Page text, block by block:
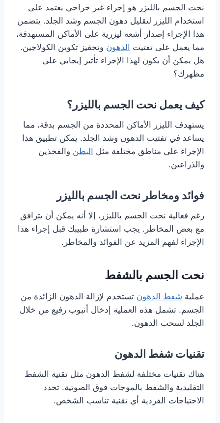
نحت الجسم بالليزر هو إجراء غير جراحي يعتمد على
استخدام الليزر لتقليل دهون الجسم وشد الجلد. يتضمن
هذا الإجراء إصدار أشعة ليزرية على الأماكن المستهدفة،
مما يعمل على تفتيت الدهون وتحفيز تكوين الكولاجين.
هل يمكن أن يكون لهذا الإجراء تأثير إيجابي على
مظهرك؟
كيف يعمل نحت الجسم بالليزر؟
يستهدف الليزر الأماكن المحددة من الجسم بدقة، مما
يساعد في تفتيت الدهون وشد الجلد. يمكن تطبيق هذا
الإجراء على مناطق مختلفة مثل البطن والفخذين
والذراعين.
فوائد ومخاطر نحت الجسم بالليزر
رغم فعالية نحت الجسم بالليزر، إلا أنه يمكن أن يترافق
مع بعض المخاطر. يجب استشارة طبيبك قبل إجراء هذا
الإجراء لفهم المزيد عن الفوائد والمخاطر.
نحت الجسم بالشفط
عملية شفط الدهون تستخدم لإزالة الدهون الزائدة من
الجسم. تشمل هذه العملية إدخال أنبوب رفيع من خلال
الجلد لسحب الدهون.
تقنيات شفط الدهون
هناك تقنيات مختلفة لشفط الدهون مثل تقنية الشفط
التقليدية والشفط بالموجات فوق الصوتية. تحدد
الاحتياجات الفردية أي تقنية تناسب الشخص.